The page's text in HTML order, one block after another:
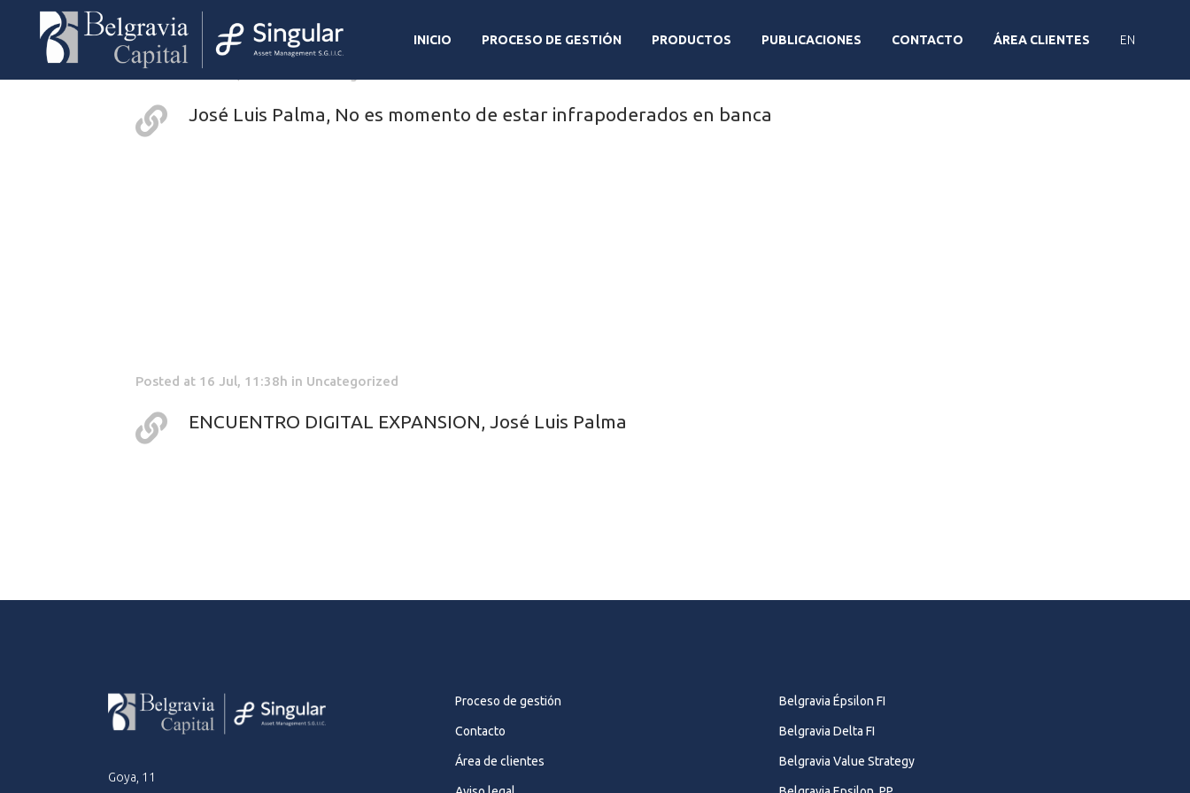
INICIO PROCESO DE GESTIÓN PRODUCTOS PUBLICACIONES CONTACTO ÁREA CLIENTES EN
José Luis Palma, No es momento de estar infrapoderados en banca
Posted at 16 Jul, 11:38h in Uncategorized
ENCUENTRO DIGITAL EXPANSION, José Luis Palma
Goya, 11
Proceso de gestión
Contacto
Área de clientes
Belgravia Épsilon FI
Belgravia Delta FI
Belgravia Value Strategy